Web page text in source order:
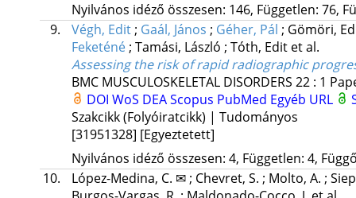
Nyilvános idéző összesen: 146, Független: 76,
9.
Végh, Edit; Gaál, János ; Géher, Pál ; Gömöri,
Feketéné; Tamási, László ; Tóth, Edit et al.
Assessing the risk of rapid radiographic
BMC MUSCULOSKELETAL DISORDERS 22: 1
DOI WoS DEAScopus PubMed Egyéb URL
Szakcikk (Folyóiratcikk) | Tudományos
[31951328] [Egyeztetett]
Nyilvános idéző összesen: 4, Független: 4,
10.
López-Medina, C. ✉; Chevret, S. ; Molto, A. ;